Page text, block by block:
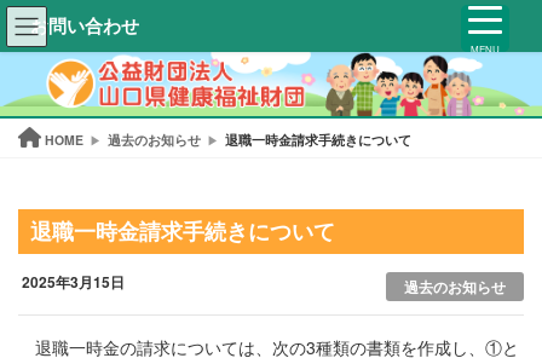
お問い合わせ
HOME 過去のお知らせ 退職一時金請求手続きについて
退職一時金請求手続きについて
2025年3月15日 過去のお知らせ
退職一時金の請求については、次の3種類の書類を作成し、①と
MENU